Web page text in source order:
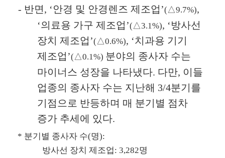
- 반면, ‘안경 및 안경렌즈 제조업’(△9.7%),
‘의료용 가구 제조업’(△3.1%), ‘방사선
장치 제조업’(△0.6%), ‘치과용 기기
제조업’(△0.1%) 분야의 종사자 수는
마이너스 성장을 나타냈다. 다만, 이들
업종의 종사자 수는 지난해 3/4분기를
기점으로 반등하며 매 분기별 점차
증가 추세에 있다.
* 분기별 종사자 수(명):
방사선 장치 제조업: 3,282명